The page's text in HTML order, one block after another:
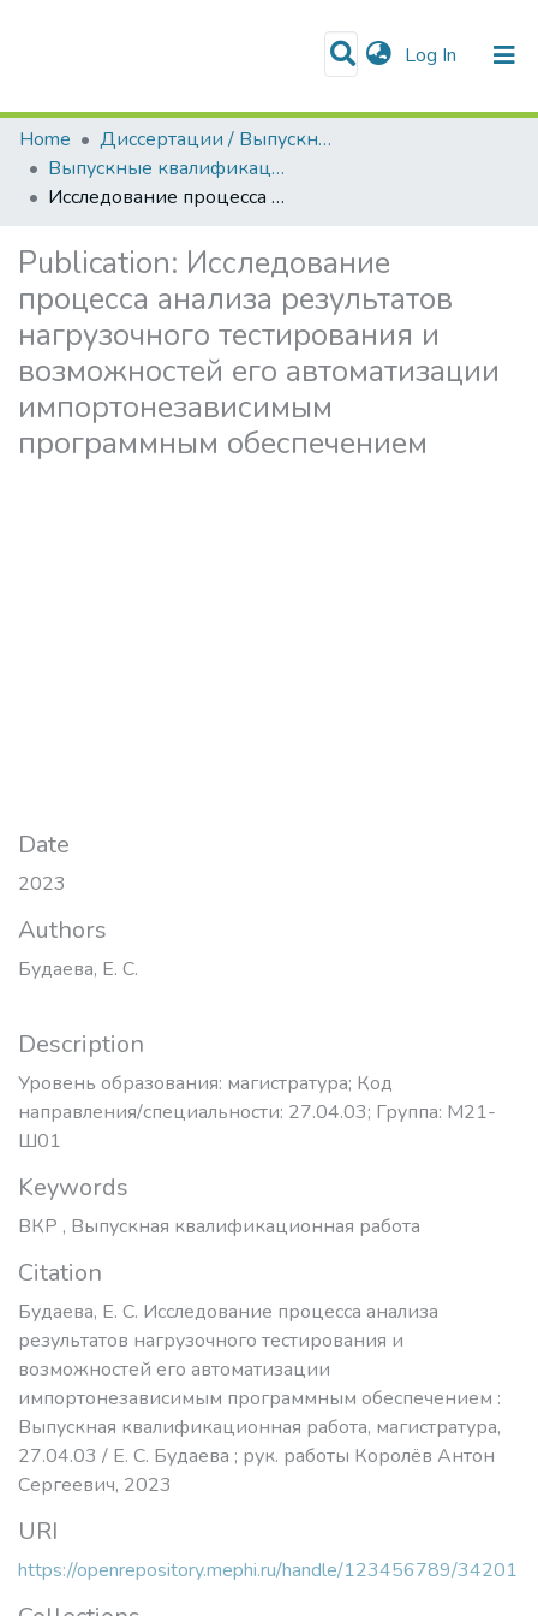
Log In (current)
Communities & Collections
Home
Диссертации / Выпускные квалификационные работы
Выпускные квалификационные работы
Исследование процесса анализа результатов нагрузочного тестирования и возможностей его автоматизации импортонезависимым программным обеспечением
Publication: Исследование
процесса анализа результатов
нагрузочного тестирования и
возможностей его автоматизации
импортонезависимым
программным обеспечением
Date
2023
Authors
Будаева, Е. С.
Description
Уровень образования: магистратура; Код
направления/специальности: 27.04.03; Группа: М21-
Ш01
Keywords
ВКР , Выпускная квалификационная работа
Citation
Будаева, Е. С. Исследование процесса анализа
результатов нагрузочного тестирования и
возможностей его автоматизации
импортонезависимым программным обеспечением :
Выпускная квалификационная работа, магистратура,
27.04.03 / Е. С. Будаева ; рук. работы Королёв Антон
Сергеевич, 2023
URI
https://openrepository.mephi.ru/handle/123456789/34201